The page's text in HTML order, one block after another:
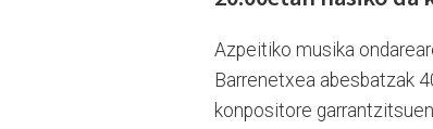
Azpeitiko musika
Barrenetxea abesbatzak
konpositore